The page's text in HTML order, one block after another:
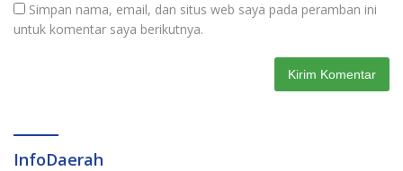
Simpan nama, email, dan situs web saya pada peramban ini
untuk komentar saya berikutnya.
InfoDaerah